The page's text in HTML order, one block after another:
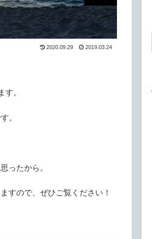
2020.09.29 2019.03.24
す。
。
ったから。
すので、ぜひご覧ください！